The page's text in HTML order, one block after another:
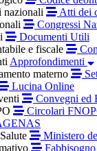
nazionali
Atti dei
Congressi
Documenti Utili
e fiscale
Approfondimenti
materno
Lucina Online
Convegni ed
Circolari
Ministero